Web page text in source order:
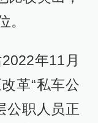
。
年11月
革“私车公
公职人员正